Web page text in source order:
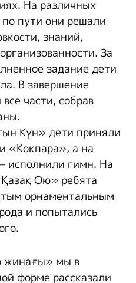
На различных
пути они решали
знаний,
За
задание дети
В завершение
части, собрав
Күн» дети приняли
«Кокпара», а на
исполнили гимн. На
Ою» ребята
орнаментальным
и попытались
жинағы» мы в
форме рассказали